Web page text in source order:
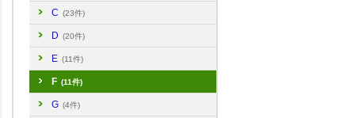
C (23件)
D (20件)
E (11件)
F (11件)
G (4件)